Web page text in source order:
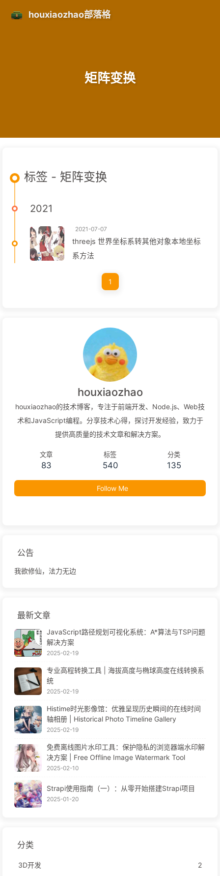
houxiaozhao部落格
矩阵变换
标签 - 矩阵变换
2021
2021-07-07
threejs 世界坐标系转其他对象本地坐标
系方法
1
houxiaozhao
houxiaozhao的技术博客，专注于前端开发、Node.js、Web技
术和JavaScript编程。分享技术心得，探讨开发经验，致力于
提供高质量的技术文章和解决方案。
文章
83
标签
540
分类
135
Follow Me
公告
我欲修仙，法力无边
最新文章
JavaScript路径规划可视化系统：A*算法与TSP问题
解决方案
2025-02-19
专业高程转换工具 | 海拔高度与椭球高度在线转换系
统
2025-02-19
Histime时光影像馆：优雅呈现历史瞬间的在线时间
轴相册 | Historical Photo Timeline Gallery
2025-02-19
免费离线图片水印工具：保护隐私的浏览器端水印解
决方案 | Free Offline Image Watermark Tool
2025-02-10
Strapi使用指南（一）：从零开始搭建Strapi项目
2025-01-20
分类
3D开发
2